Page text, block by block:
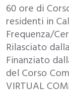
60 ore di
residenti in
Frequenza/
Rilasciato
Finanziato
del Corso
VIRTUAL